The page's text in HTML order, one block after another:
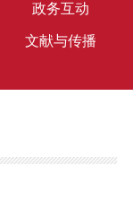
政务互动
文献与传播